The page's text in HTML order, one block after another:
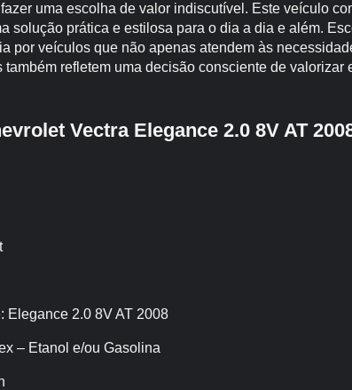
uma escolha de valor indiscutível. Este veículo
solução prática e estilosa para o dia a dia e além.
por veículos que não apenas atendem às
também refletem uma decisão consciente de valorizar
Vectra Elegance 2.0 8V AT
: Elegance 2.0 8V AT 2008
– Etanol e/ou Gasolina